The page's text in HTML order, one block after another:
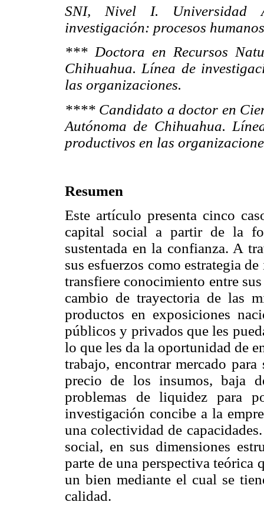
SNI, Nivel I. Universidad
investigación: procesos
*** Doctora en Recursos
Chihuahua. Línea de
las organizaciones.
**** Candidato a doctor en
Autónoma de Chihuahua.
productivos en las
Resumen
Este artículo presenta cinco
capital social a partir de la
sustentada en la confianza. A
sus esfuerzos como estrategia
transfiere conocimiento entre
cambio de trayectoria de las
productos en exposiciones
públicos y privados que les
lo que les da la oportunidad de
trabajo, encontrar mercado
precio de los insumos, baja
problemas de liquidez para
investigación concibe a la
una colectividad de
social, en sus dimensiones
parte de una perspectiva teórica
un bien mediante el cual se
calidad.